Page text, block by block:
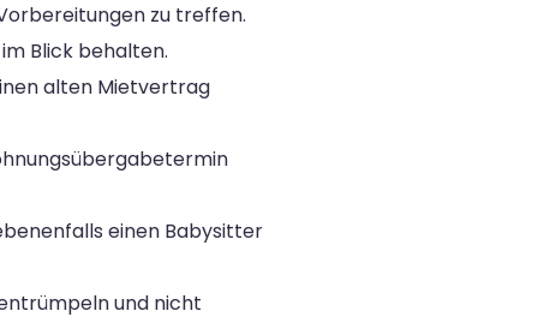
zu treffen.
Blick behalten.
alten Mietvertrag
einen Babysitter
und nicht